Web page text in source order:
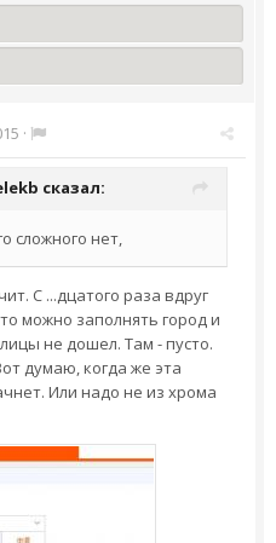
·
сказал:
сложного нет,
С ...дцатого раза вдруг
можно заполнять город и
не дошел. Там - пусто.
думаю, когда же эта
Или надо не из хрома